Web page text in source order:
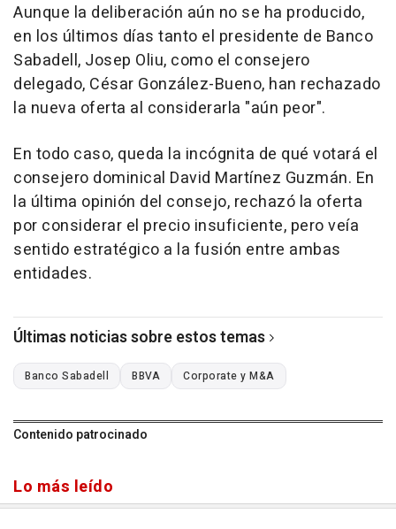
Aunque la deliberación aún no se ha producido,
en los últimos días tanto el presidente de Banco
Sabadell, Josep Oliu, como el consejero
delegado, César González-Bueno, han rechazado
la nueva oferta al considerarla "aún peor".
En todo caso, queda la incógnita de qué votará el
consejero dominical David Martínez Guzmán. En
la última opinión del consejo, rechazó la oferta
por considerar el precio insuficiente, pero veía
sentido estratégico a la fusión entre ambas
entidades.
Últimas noticias sobre estos temas
Banco Sabadell BBVA Corporate y M&A
Contenido patrocinado
Lo más leído